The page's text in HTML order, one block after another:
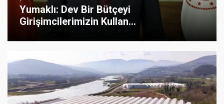
Yumaklı: Dev Bir Bütçeyi
Girişimcilerimizin Kullan...